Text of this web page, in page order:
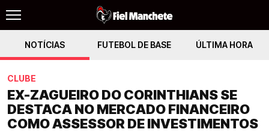
NOTÍCIAS FUTEBOL DE BASE ÚLTIMA HORA
CLUBE
EX-ZAGUEIRO DO CORINTHIANS SE
DESTACA NO MERCADO FINANCEIRO
COMO ASSESSOR DE INVESTIMENTOS